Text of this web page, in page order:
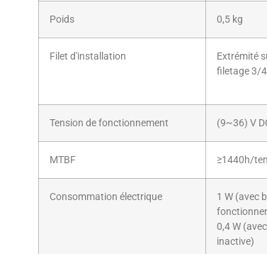
Poids 0,5 kg
Filet d'installation
Extrémité
filetage 3/4
Tension de fonctionnement (9~36) V
MTBF ≥1440h/
Consommation électrique
1 W (avec
0,4 W
inactive)